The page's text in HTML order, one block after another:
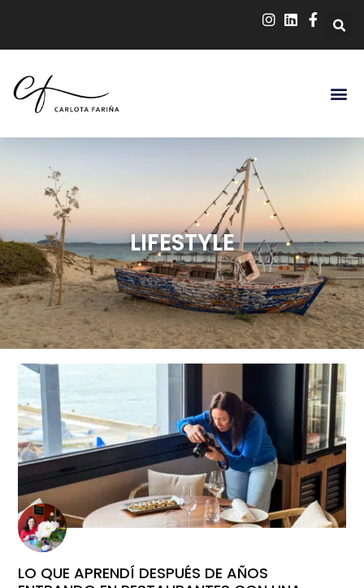
LIFESTYLE
LO QUE APRENDÍ DESPUÉS DE AÑOS